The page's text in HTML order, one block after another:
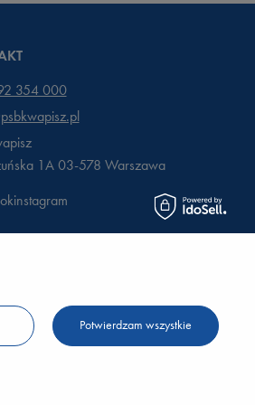
354 000
1A 03-578 Warszawa
instagram
Potwierdzam wszystkie